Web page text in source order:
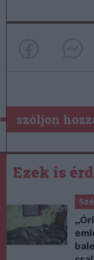
szóljon
Ezek is